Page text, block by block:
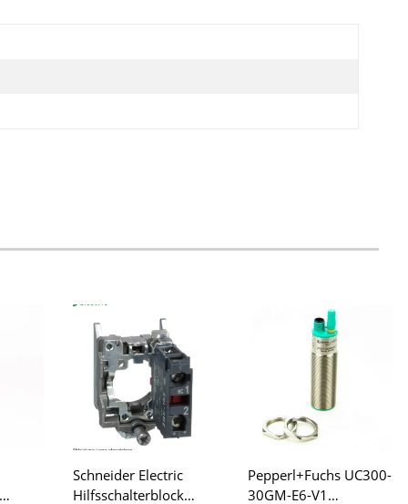
Schneider Electric
Hilfsschalterblock
Pepperl+Fuchs UC300-
30GM-E6-V1